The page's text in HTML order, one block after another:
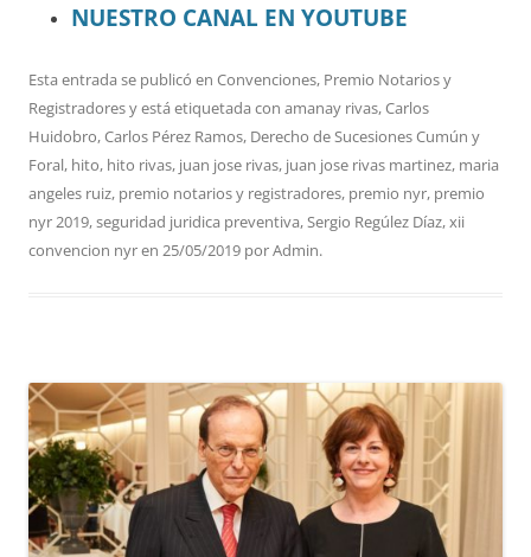
NUESTRO CANAL EN YOUTUBE
Esta entrada se publicó en Convenciones, Premio Notarios y
Registradoresy está etiquetada con amanay rivas,Carlos
Huidobro,Carlos Pérez Ramos, Derecho de Sucesiones Cumún y
Foral, hito, hito rivas, juan jose rivas, juan jose rivas martinez, maria
angeles ruiz, premio notarios y registradores, premio nyr, premio
nyr 2019,seguridad juridica preventiva,Sergio Regúlez Díaz,xii
convencion nyren 25/05/2019 porAdmin.